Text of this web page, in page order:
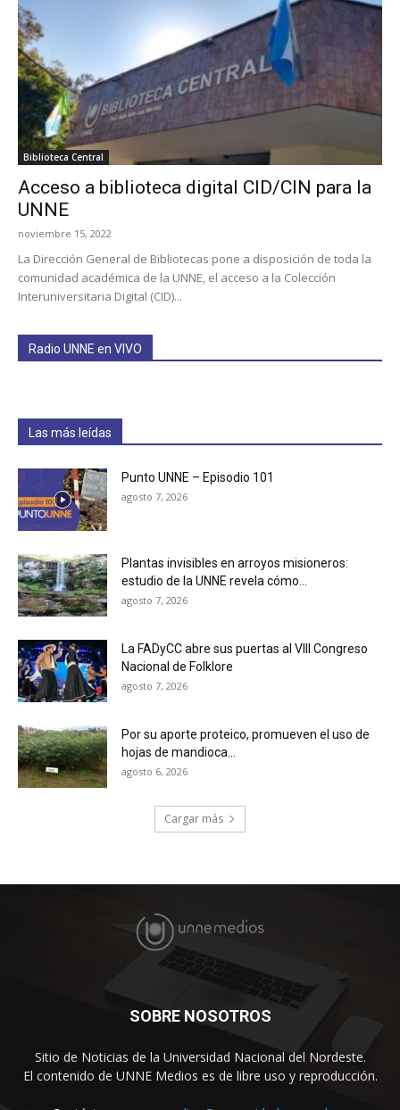
Biblioteca Central
Acceso a biblioteca digital CID/CIN para la
UNNE
noviembre 15, 2022
La Dirección General de Bibliotecas pone a disposición de toda la
comunidad académica de la UNNE, el acceso a la Colección
Interuniversitaria Digital (CID)...
Radio UNNE en VIVO
Las más leídas
Punto UNNE – Episodio 101
agosto 7, 2026
Plantas invisibles en arroyos misioneros:
estudio de la UNNE revela cómo...
agosto 7, 2026
La FADyCC abre sus puertas al VIII Congreso
Nacional de Folklore
agosto 7, 2026
Por su aporte proteico, promueven el uso de
hojas de mandioca...
agosto 6, 2026
Cargar más
SOBRE NOSOTROS
Sitio de Noticias de la Universidad Nacional del Nordeste.
El contenido de UNNE Medios es de libre uso y reproducción.